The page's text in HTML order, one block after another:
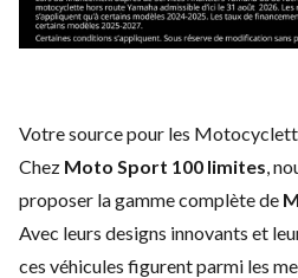
Votre source pour les
Chez Moto Sport 100 limites,
proposer la gamme complète de
Avec leurs designs innovants et
ces véhicules figurent parmi les